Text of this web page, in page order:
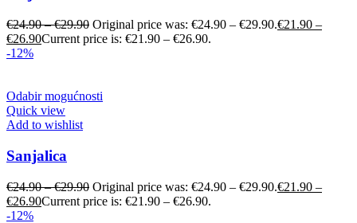
€24.90–€29.90 Original price was: €24.90 – €29.90.€21.90 –
€26.90Current price is: €21.90 – €26.90.
-12%
Odabir mogućnosti
Quick view
Add to wishlist
Sanjalica
€24.90–€29.90 Original price was: €24.90 – €29.90.€21.90 –
€26.90Current price is: €21.90 – €26.90.
-12%